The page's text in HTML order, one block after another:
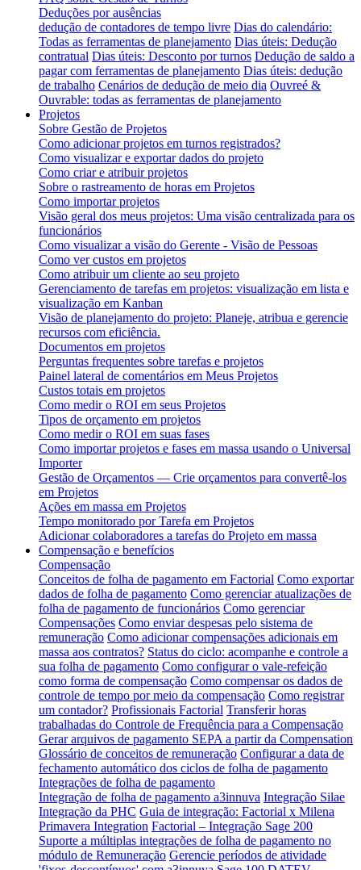
Deduções por ausências
dedução de contadores de tempo livre Dias do calendário:
Todas as ferramentas de planejamento Dias úteis: Dedução
contratual Dias úteis: Desconto por turnos Dedução de saldo a
pagar com ferramentas de planejamento Dias úteis: dedução
de trabalho Cenários de dedução de meio dia Ouvreé &
Ouvrable: todas as ferramentas de planejamento
Projetos
Sobre Gestão de Projetos
Como adicionar projetos em turnos registrados?
Como visualizar e exportar dados do projeto
Como criar e atribuir projetos
Sobre o rastreamento de horas em Projetos
Como importar projetos
Visão geral dos meus projetos: Uma visão centralizada para os
funcionários
Como visualizar a visão do Gerente - Visão de Pessoas
Como ver custos em projetos
Como atribuir um cliente ao seu projeto
Gerenciamento de tarefas em projetos: visualização em lista e
visualização em Kanban
Visão de planejamento do projeto: Planeje, atribua e gerencie
recursos com eficiência.
Documentos em projetos
Perguntas frequentes sobre tarefas e projetos
Painel lateral de comentários em Meus Projetos
Custos totais em projetos
Como medir o ROI em seus Projetos
Tipos de orçamento em projetos
Como medir o ROI em suas fases
Como importar projetos e fases em massa usando o Universal
Importer
Gestão de Orçamentos — Crie orçamentos para convertê-los
em Projetos
Ações em massa em Projetos
Tempo monitorado por Tarefa em Projetos
Adicionar colaboradores a tarefas do Projeto em massa
Compensação e benefícios
Compensação
Conceitos de folha de pagamento em Factorial Como exportar
dados de folha de pagamento Como gerenciar atualizações de
folha de pagamento de funcionários Como gerenciar
Compensações Como enviar despesas pelo sistema de
remuneração Como adicionar compensações adicionais em
massa aos contratos? Status do ciclo: acompanhe e controle a
sua folha de pagamento Como configurar o vale-refeição
como forma de compensação Como compensar os dados de
controle de tempo por meio da compensação Como registrar
um contador? Profissionais Factorial Transferir horas
trabalhadas do Controle de Frequência para a Compensação
Gerar arquivos de pagamento SEPA a partir da Compensation
Glossário de conceitos de remuneração Configurar a data de
fechamento automático dos ciclos de folha de pagamento
Integrações de folha de pagamento
Integração de folha de pagamento a3innuva Integração Silae
Integração da PHC Guia de integração: Factorial x Milena
Primavera Integration Factorial – Integração Sage 200
Suporte a múltiplas integrações de folha de pagamento no
módulo de Remuneração Gerencie períodos de atividade